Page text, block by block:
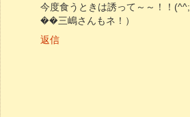
今度食うときは誘って～～！！(^^;
��三嶋さんもネ！）
返信